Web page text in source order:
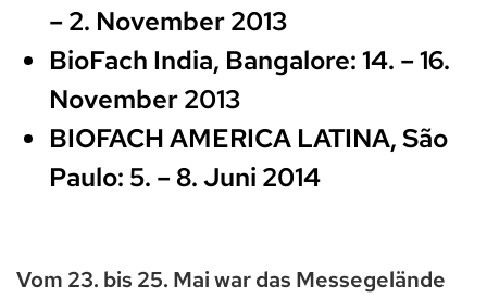
– 2. November 2013
BioFach India, Bangalore: 14. – 16.
November 2013
BIOFACH AMERICA LATINA, São
Paulo: 5. – 8. Juni 2014
Vom 23. bis 25. Mai war das Messegelände